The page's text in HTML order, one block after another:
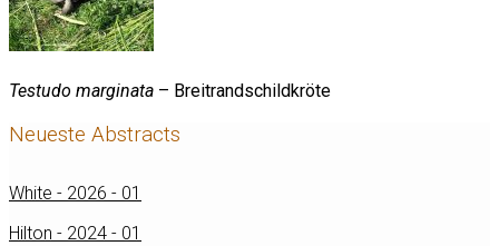
Testudo marginata – Breitrandschildkröte
Neueste Abstracts
White - 2026 - 01
Hilton - 2024 - 01